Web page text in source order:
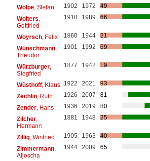
Wolpe, Stefan 1902 1972
49
Wolters
Gottfried
1910 1989 66
Woyrsch, Felix 1860 1944
21
Wünschmann,
Theodor
1901 1992 69
Würzburger,
Siegfried
1877 1942 19
Wüsthoff, Klaus 1922 2021
93
Zechlin, Ruth 1926 2007
81
Zender, Hans 1936 2019
80
Zilcher,
Hermann
1881 1948 25
Zillig, Winfried 1905 1963
40
Zimmermann,
Aljoscha
1944 2009 65